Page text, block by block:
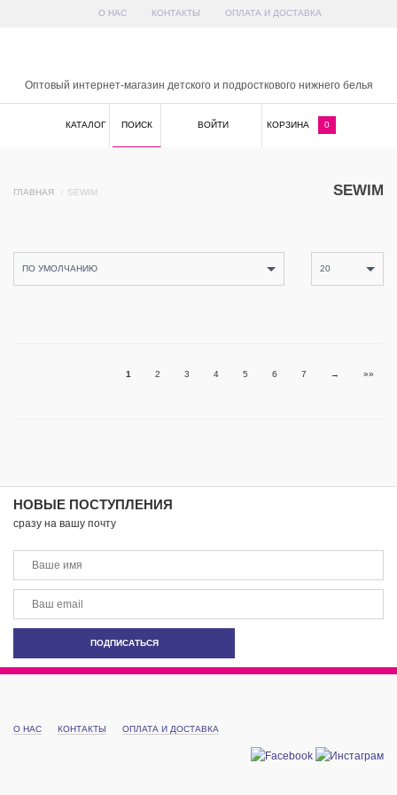
О НАС КОНТАКТЫ ОПЛАТА И ДОСТАВКА
x
Оптовый интернет-магазин детского и подросткового нижнего белья
КАТАЛОГ ПОИСК ВОЙТИ КОРЗИНА 0
ГЛАВНАЯ SEWIM SEWIM
ПО УМОЛЧАНИЮ 20
1 2 3 4 5 6 7 → »»
НОВЫЕ ПОСТУПЛЕНИЯ
сразу на вашу почту
О НАС КОНТАКТЫ ОПЛАТА И ДОСТАВКА